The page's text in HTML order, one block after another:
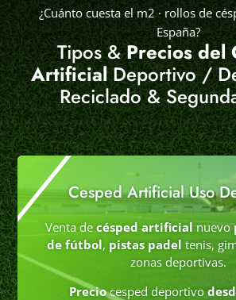
¿Cuánto cuesta el m2 · rollos de
España?
Tipos &Precios del
ArtificialDeportivo /
Reciclado &
Cesped Artificial Uso
Venta de césped artificialnuevo
de fútbol, pistas padel tenis,
zonas deportivas.
Preciocesped deportivo